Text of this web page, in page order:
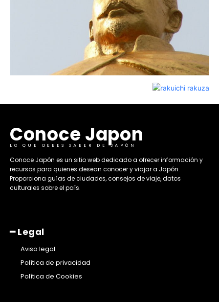
Conoce Japon
LO QUE DEBES SABER DE JAPÓN
​Conoce Japón es un sitio web dedicado a ofrecer información y
recursos para quienes desean conocer y viajar a Japón.
Proporciona guías de ciudades, consejos de viaje, datos
culturales sobre el país. ​
━ Legal
Aviso legal
Política de privacidad
Política de Cookies